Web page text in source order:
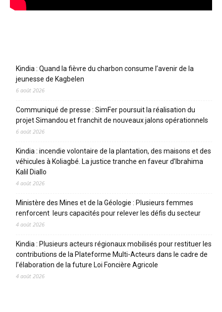
Kindia : Quand la fièvre du charbon consume l’avenir de la
jeunesse de Kagbelen
6 août 2026
Communiqué de presse : SimFer poursuit la réalisation du
projet Simandou et franchit de nouveaux jalons opérationnels
6 août 2026
Kindia : incendie volontaire de la plantation, des maisons et des
véhicules à Koliagbé. La justice tranche en faveur d’Ibrahima
Kalil Diallo
4 août 2026
Ministère des Mines et de la Géologie : Plusieurs femmes
renforcent leurs capacités pour relever les défis du secteur
4 août 2026
Kindia : Plusieurs acteurs régionaux mobilisés pour restituer les
contributions de la Plateforme Multi-Acteurs dans le cadre de
l’élaboration de la future Loi Foncière Agricole
4 août 2026